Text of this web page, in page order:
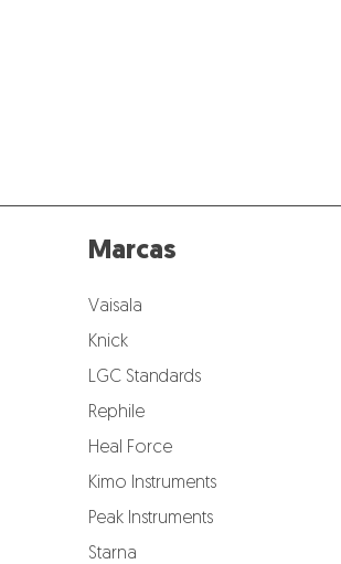
Marcas
Vaisala
Knick
LGC Standards
Rephile
Heal Force
Kimo Instruments
Peak Instruments
Starna